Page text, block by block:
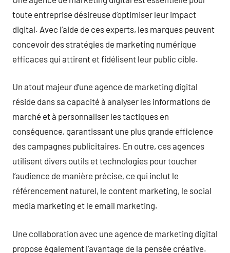
toute entreprise désireuse d’optimiser leur impact
digital. Avec l’aide de ces experts, les marques peuvent
concevoir des stratégies de marketing numérique
efficaces qui attirent et fidélisent leur public cible.
Un atout majeur d’une agence de marketing digital
réside dans sa capacité à analyser les informations de
marché et à personnaliser les tactiques en
conséquence, garantissant une plus grande efficience
des campagnes publicitaires. En outre, ces agences
utilisent divers outils et technologies pour toucher
l’audience de manière précise, ce qui inclut le
référencement naturel, le content marketing, le social
media marketing et le email marketing.
Une collaboration avec une agence de marketing digital
propose également l’avantage de la pensée créative.